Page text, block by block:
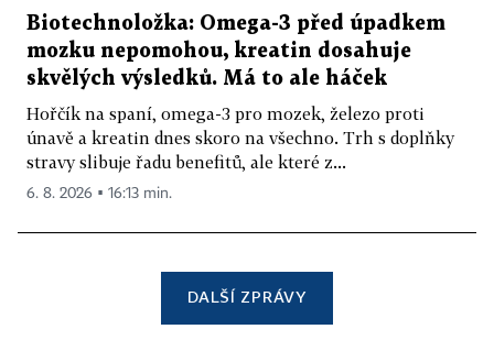
Biotechnoložka: Omega-3 před úpadkem
mozku nepomohou, kreatin dosahuje
skvělých výsledků. Má to ale háček
Hořčík na spaní, omega-3 pro mozek, železo proti
únavě a kreatin dnes skoro na všechno. Trh s doplňky
stravy slibuje řadu benefitů, ale které z...
6. 8. 2026 ▪ 16:13 min.
DALŠÍ ZPRÁVY